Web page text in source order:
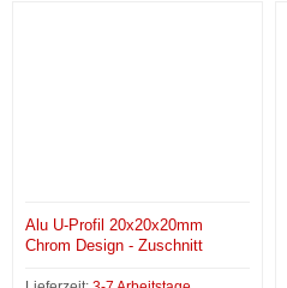
Alu U-Profil 20x20x20mm
Chrom Design - Zuschnitt